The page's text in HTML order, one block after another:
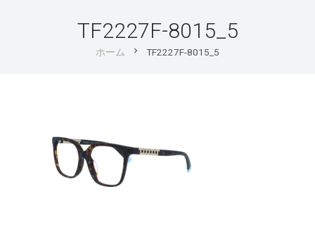
TF2227F-8015_5
ホーム chevron_right TF2227F-8015_5